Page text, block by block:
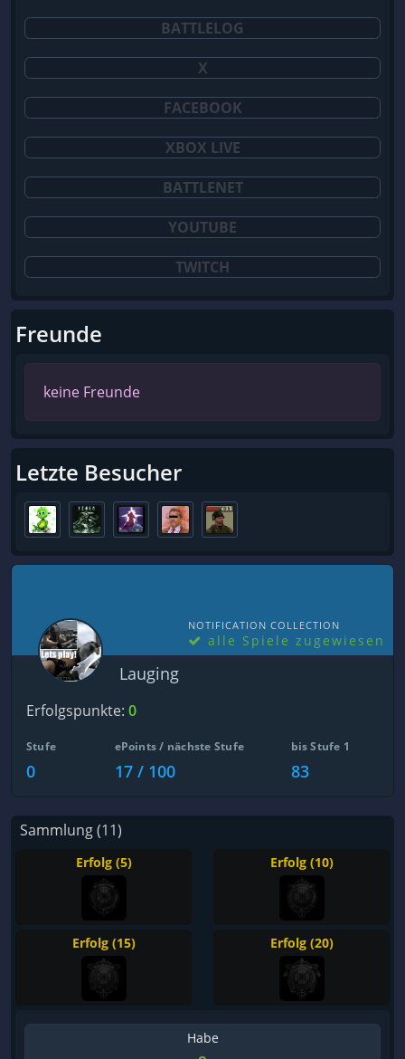
BATTLELOG
X
FACEBOOK
XBOX LIVE
BATTLENET
YOUTUBE
TWITCH
Freunde
keine Freunde
Letzte Besucher
NOTIFICATION COLLECTION
alle Spiele zugewiesen
Lauging
Erfolgspunkte: 0
Stufe
0
ePoints / nächste Stufe
17 / 100
bis Stufe 1
83
Sammlung (11)
Erfolg (5) Erfolg (10)
Erfolg (15) Erfolg (20)
Habe